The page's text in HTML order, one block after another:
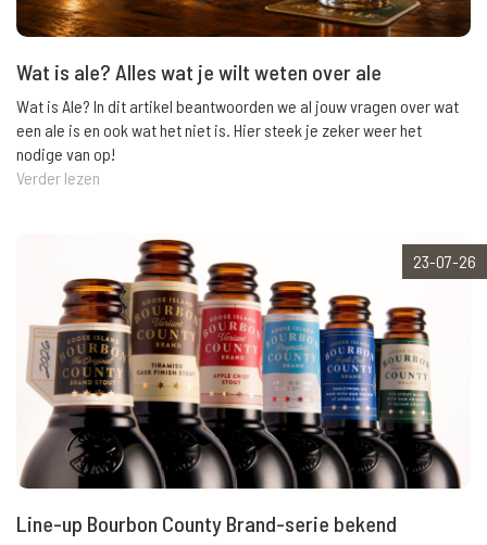
Wat is ale? Alles wat je wilt weten over ale
Wat is Ale? In dit artikel beantwoorden we al jouw vragen over wat
een ale is en ook wat het niet is. Hier steek je zeker weer het
nodige van op!
Verder lezen
23-07-26
Line-up Bourbon County Brand-serie bekend